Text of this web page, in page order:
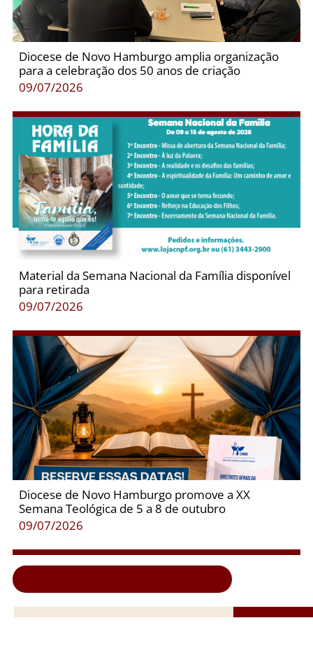
Diocese de Novo Hamburgo amplia organização
para a celebração dos 50 anos de criação
09/07/2026
Material da Semana Nacional da Família disponível
para retirada
09/07/2026
Diocese de Novo Hamburgo promove a XX
Semana Teológica de 5 a 8 de outubro
09/07/2026